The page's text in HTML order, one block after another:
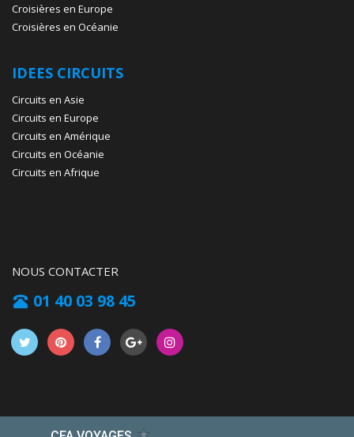
Croisières en Europe
Croisières en Océanie
IDEES CIRCUITS
Circuits en Asie
Circuits en Europe
Circuits en Amérique
Circuits en Océanie
Circuits en Afrique
NOUS CONTACTER
01 40 03 98 45